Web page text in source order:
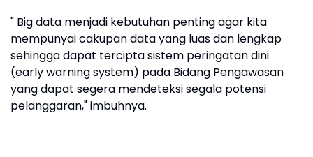
" Big data menjadi kebutuhan penting agar kita
mempunyai cakupan data yang luas dan lengkap
sehingga dapat tercipta sistem peringatan dini
(early warning system) pada Bidang Pengawasan
yang dapat segera mendeteksi segala potensi
pelanggaran," imbuhnya.